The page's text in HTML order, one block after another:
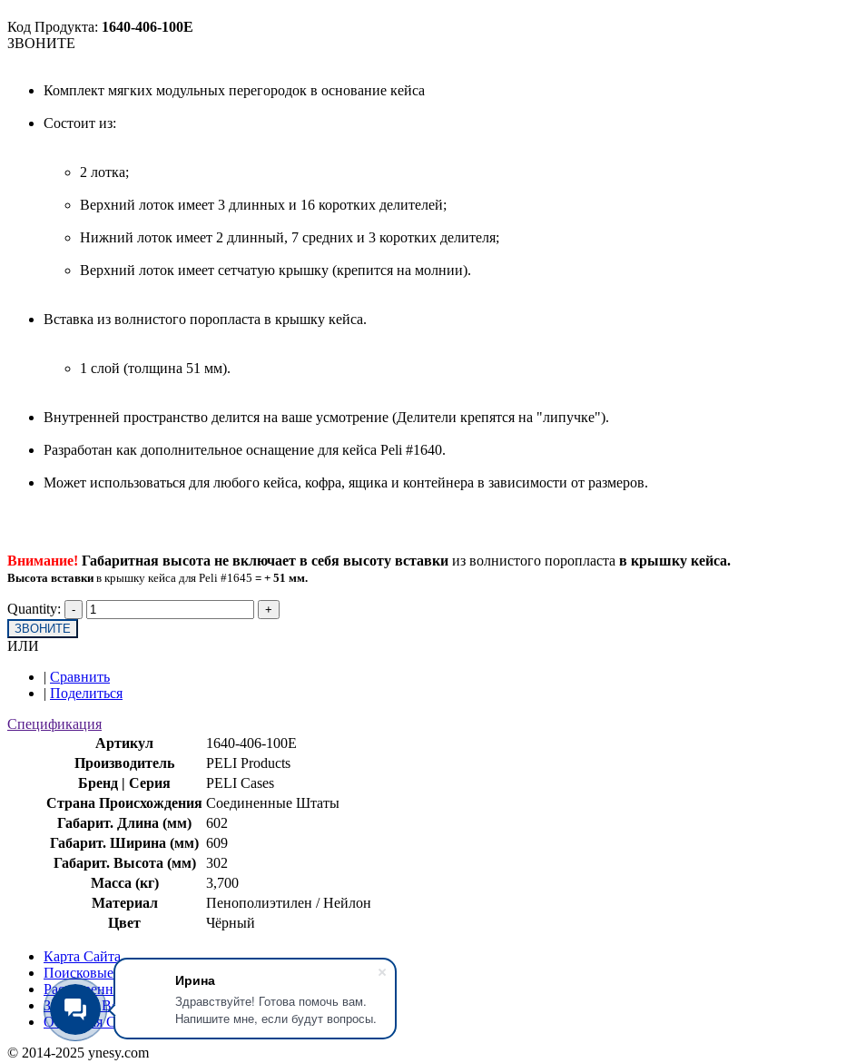
Ирина
Здравствуйте! Готова помочь вам.
Напишите мне, если будут вопросы.
Код Продукта: 1640-406-100E
ЗВОНИТЕ
Комплект мягких модульных перегородок в основание кейса
Состоит из:
2 лотка;
Верхний лоток имеет 3 длинных и 16 коротких делителей;
Нижний лоток имеет 2 длинный, 7 средних и 3 коротких делителя;
Верхний лоток имеет сетчатую крышку (крепится на молнии).
Вставка из волнистого поропласта в крышку кейса.
1 слой (толщина 51 мм).
Внутренней пространство делится на ваше усмотрение (Делители крепятся на "липучке").
Разработан как дополнительное оснащение для кейса Peli #1640.
Может использоваться для любого кейса, кофра, ящика и контейнера в зависимости от размеров.
Внимание! Габаритная высота не включает в себя высоту вставки из волнистого поропласта в крышку кейса.
Высота вставки в крышку кейса для Peli #1645 = + 51 мм.
Quantity:
ЗВОНИТЕ
ИЛИ
| Сравнить
| Поделиться
Спецификация
Артикул
1640-406-100E
Производитель
PELI Products
Бренд | Серия
PELI Cases
Страна Происхождения Соединенные Штаты
Габарит. Длина (мм)
602
Габарит. Ширина (мм) 609
Габарит. Высота (мм)
302
Масса (кг)
3,700
Материал
Пенополиэтилен / Нейлон
Цвет
Чёрный
Карта Сайта
Поисковые Запросы
Расширенный Поиск
Заказы и Возвраты
Обратная Связь
© 2014-2025 ynesy.com